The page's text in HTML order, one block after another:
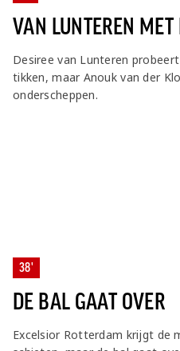
VAN LUNTEREN MET
Desiree van Lunteren
tikken, maar Anouk van der
onderscheppen.
38'
DE BAL GAAT OVER
Excelsior Rotterdam krijgt de